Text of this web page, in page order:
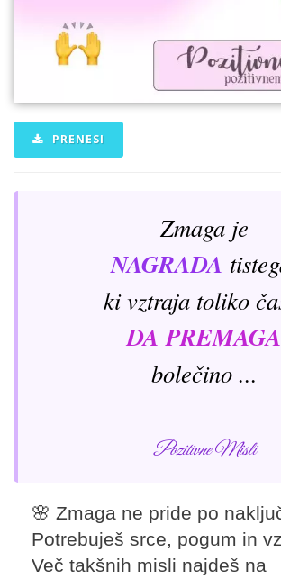
PRENESI
Zmaga je
NAGRADA
ki vztraja toliko
DA PREMAGA
bolečino ...
Pozitivne Misli
🌸 Zmaga ne pride po
Potrebuješ srce, pogum in
Več takšnih misli najdeš na